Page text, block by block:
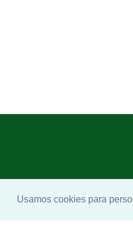
Usamos cookies para